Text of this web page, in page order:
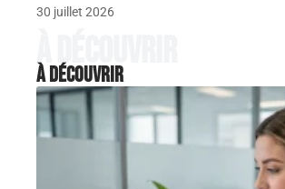
30 juillet 2026
À découvrir
À découvrir